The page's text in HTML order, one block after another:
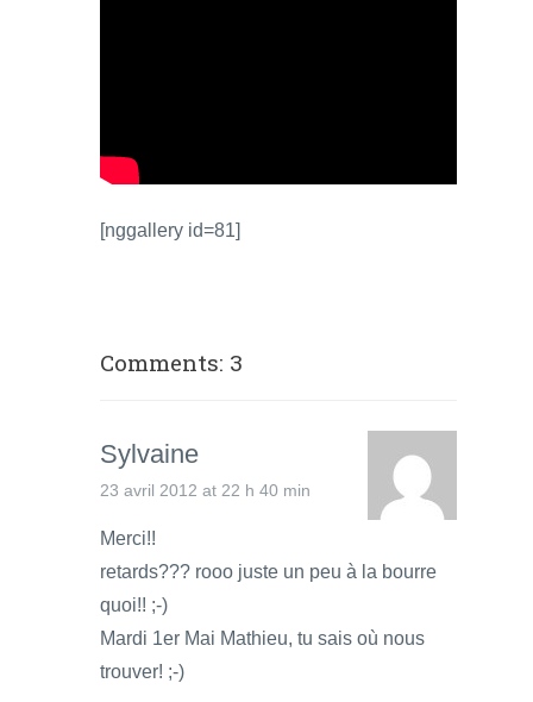
[nggallery id=81]
Comments: 3
Sylvaine
23 avril 2012 at 22 h 40 min
Merci!!
retards??? rooo juste un peu à la bourre
quoi!! ;-)
Mardi 1er Mai Mathieu, tu sais où nous
trouver! ;-)